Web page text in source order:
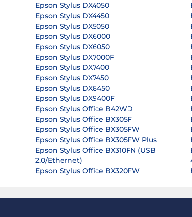
Epson Stylus DX4050
Epson Stylus DX4450
Epson Stylus DX5050
Epson Stylus DX6000
Epson Stylus DX6050
Epson Stylus DX7000F
Epson Stylus DX7400
Epson Stylus DX7450
Epson Stylus DX8450
Epson Stylus DX9400F
Epson Stylus Office B42WD
Epson Stylus Office BX305F
Epson Stylus Office BX305FW
Epson Stylus Office BX305FW Plus
Epson Stylus Office BX310FN (USB
2.0/Ethernet)
Epson Stylus Office BX320FW